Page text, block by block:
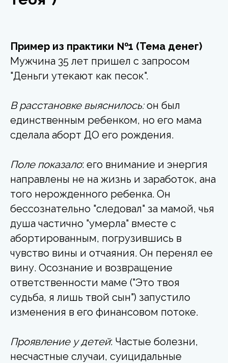
Пример из практики №1 (Тема денег)
Мужчина 35 лет пришел с запросом
"Деньги утекают как песок".
В расстановке выяснилось:он был
единственным ребенком, но его мама
сделала аборт ДО его рождения.
Поле показало: его внимание и энергия
направлены не на жизнь и заработок, ана
того нерожденного ребенка. Он
бессознательно "следовал" за мамой, чья
душа частично "умерла" вместе с
абортированным, погрузившись в
чувство вины и отчаяния. Он перенял ее
вину. Осознание и возвращение
ответственности маме ("Это твоя
судьба, я лишь твой сын") запустило
изменения в его финансовом потоке.
Проявление у детей: Частые болезни,
несчастные случаи, суицидальные